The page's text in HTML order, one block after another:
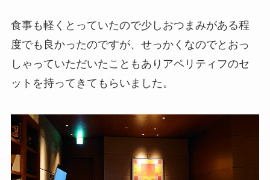
食事も軽くとっていたので少しおつまみがある程
度でも良かったのですが、せっかくなのでとおっ
しゃっていただいたこともありアペリティフのセ
ットを持ってきてもらいました。